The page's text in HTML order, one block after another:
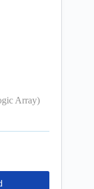
Array)